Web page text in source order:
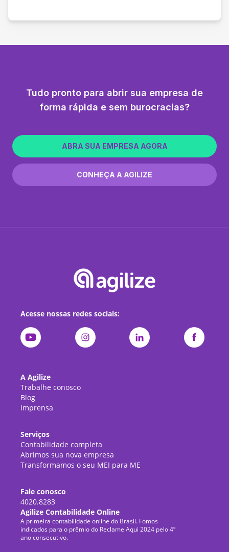
Tudo pronto para abrir sua empresa de
forma rápida e sem burocracias?
ABRA SUA EMPRESA AGORA
CONHEÇA A AGILIZE
Acesse nossas redes sociais:
A Agilize
Trabalhe conosco
Blog
Imprensa
Serviços
Contabilidade completa
Abrimos sua nova empresa
Transformamos o seu MEI para ME
Fale conosco
4020.8283
Agilize Contabilidade Online
A primeira contabilidade online do Brasil. Fomos
indicados para o prêmio do Reclame Aqui 2024 pelo 4º
ano consecutivo.